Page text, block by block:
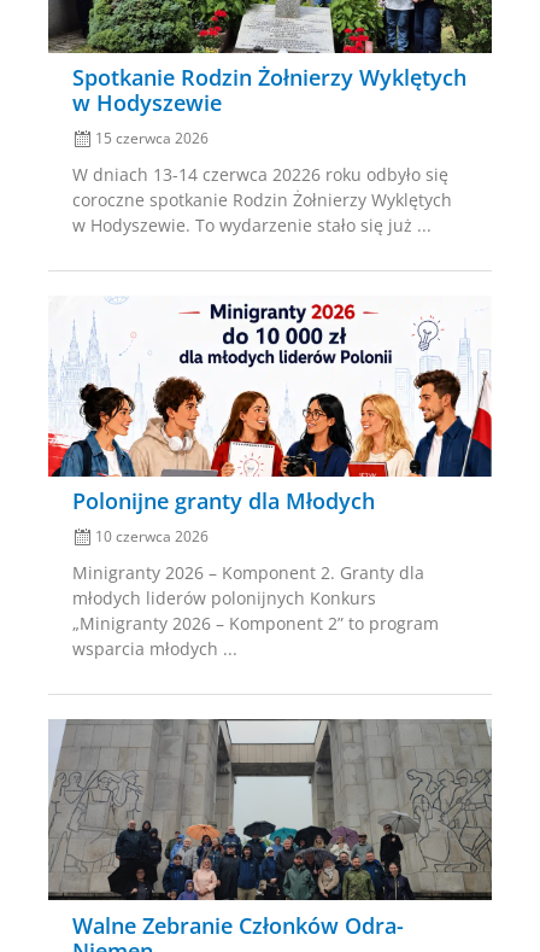
Spotkanie Rodzin Żołnierzy Wyklętych
w Hodyszewie
15 czerwca 2026
W dniach 13-14 czerwca 20226 roku odbyło się
coroczne spotkanie Rodzin Żołnierzy Wyklętych
w Hodyszewie. To wydarzenie stało się już ...
Polonijne granty dla Młodych
Posted
on
10 czerwca 2026
Minigranty 2026 – Komponent 2. Granty dla
młodych liderów polonijnych Konkurs
„Minigranty 2026 – Komponent 2” to program
wsparcia młodych ...
Walne Zebranie Członków Odra-
Posted
on